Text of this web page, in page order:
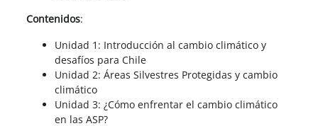
Contenidos:
Unidad 1: Introducción al cambio climático y
desafíos para Chile
Unidad 2: Áreas Silvestres Protegidas y cambio
climático
Unidad 3: ¿Cómo enfrentar el cambio climático
en las ASP?